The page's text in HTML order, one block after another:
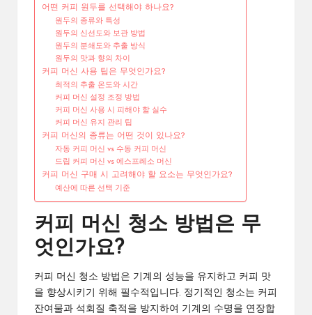
어떤 커피 원두를 선택해야 하나요?
원두의 종류와 특성
원두의 신선도와 보관 방법
원두의 분쇄도와 추출 방식
원두의 맛과 향의 차이
커피 머신 사용 팁은 무엇인가요?
최적의 추출 온도와 시간
커피 머신 설정 조정 방법
커피 머신 사용 시 피해야 할 실수
커피 머신 유지 관리 팁
커피 머신의 종류는 어떤 것이 있나요?
자동 커피 머신 vs 수동 커피 머신
드립 커피 머신 vs 에스프레소 머신
커피 머신 구매 시 고려해야 할 요소는 무엇인가요?
예산에 따른 선택 기준
커피 머신 청소 방법은 무
엇인가요?
커피 머신 청소 방법은 기계의 성능을 유지하고 커피 맛
을 향상시키기 위해 필수적입니다. 정기적인 청소는 커피
잔여물과 석회질 축적을 방지하여 기계의 수명을 연장합